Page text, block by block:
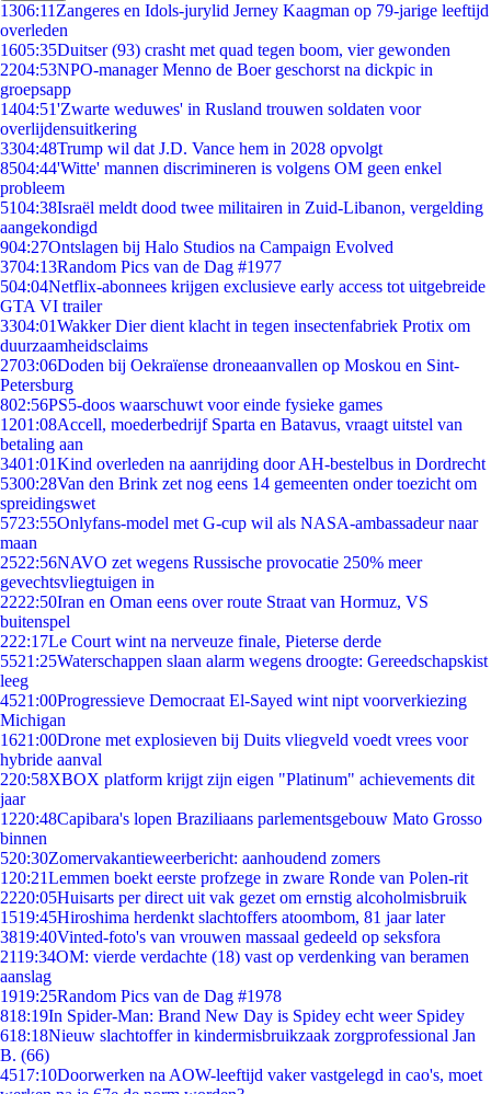
1306:11 Zangeres en Idols-jurylid Jerney Kaagman op 79-jarige leeftijd
overleden
1605:35Duitser (93) crasht met quad tegen boom, vier gewonden
2204:53NPO-manager Menno de Boer geschorst na dickpic in
groepsapp
1404:51'Zwarte weduwes' in Rusland trouwen soldaten voor
overlijdensuitkering
3304:48Trump wil dat J.D. Vance hem in 2028 opvolgt
8504:44'Witte' mannen discrimineren is volgens OM geen enkel
probleem
5104:38Israël meldt dood twee militairen in Zuid-Libanon, vergelding
aangekondigd
904:27Ontslagen bij Halo Studios na Campaign Evolved
3704:13Random Pics van de Dag #1977
504:04Netflix-abonnees krijgen exclusieve early access tot uitgebreide
GTA VI trailer
3304:01Wakker Dier dient klacht in tegen insectenfabriek Protix om
duurzaamheidsclaims
2703:06Doden bij Oekraïense droneaanvallen op Moskou en Sint-
Petersburg
802:56PS5-doos waarschuwt voor einde fysieke games
1201:08Accell, moederbedrijf Sparta en Batavus, vraagt uitstel van
betaling aan
3401:01Kind overleden na aanrijding door AH-bestelbus in Dordrecht
5300:28Van den Brink zet nog eens 14 gemeenten onder toezicht om
spreidingswet
5723:55Onlyfans-model met G-cup wil als NASA-ambassadeur naar
maan
2522:56NAVO zet wegens Russische provocatie 250% meer
gevechtsvliegtuigen in
2222:50Iran en Oman eens over route Straat van Hormuz, VS
buitenspel
222:17Le Court wint na nerveuze finale, Pieterse derde
5521:25Waterschappen slaan alarm wegens droogte: Gereedschapskist
leeg
4521:00Progressieve Democraat El-Sayed wint nipt voorverkiezing
Michigan
1621:00Drone met explosieven bij Duits vliegveld voedt vrees voor
hybride aanval
220:58XBOX platform krijgt zijn eigen "Platinum" achievements dit
jaar
1220:48Capibara's lopen Braziliaans parlementsgebouw Mato Grosso
binnen
520:30Zomervakantieweerbericht: aanhoudend zomers
1 20:21Lemmen boekt eerste profzege in zware Ronde van Polen-rit
2220:05Huisarts per direct uit vak gezet om ernstig alcoholmisbruik
1519:45Hiroshima herdenkt slachtoffers atoombom, 81 jaar later
3819:40Vinted-foto's van vrouwen massaal gedeeld op seksfora
2119:34OM: vierde verdachte (18) vast op verdenking van beramen
aanslag
1919:25Random Pics van de Dag #1978
818:19In Spider-Man: Brand New Day is Spidey echt weer Spidey
618:18Nieuw slachtoffer in kindermisbruikzaak zorgprofessional Jan
B. (66)
4517:10Doorwerken na AOW-leeftijd vaker vastgelegd in cao's, moet